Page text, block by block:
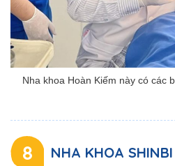
Nha khoa Hoàn Kiếm này có các
8 NHA KHOA